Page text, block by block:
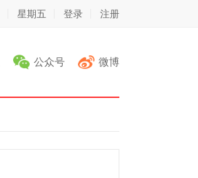
星期五 登录 注册
公众号 微博